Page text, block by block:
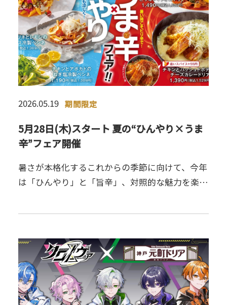
2026.05.19 期間限定
5月28日(木)スタート 夏の“ひんやり×うま
辛”フェア開催
暑さが本格化するこれからの季節に向けて、今年
は「ひんやり」と「旨辛」、対照的な魅力を楽し
冷製ペンネと、スパイスが食欲を刺激する熱々ド